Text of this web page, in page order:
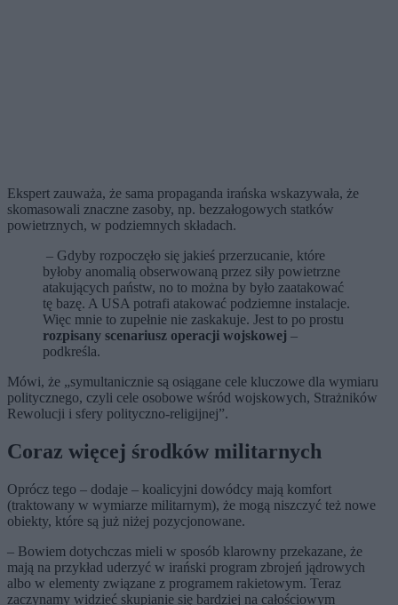
Ekspert zauważa, że sama propaganda irańska wskazywała, że
skomasowali znaczne zasoby, np. bezzałogowych statków
powietrznych, w podziemnych składach.
– Gdyby rozpoczęło się jakieś przerzucanie, które
byłoby anomalią obserwowaną przez siły powietrzne
atakujących państw, no to można by było zaatakować
tę bazę. A USA potrafi atakować podziemne instalacje.
Więc mnie to zupełnie nie zaskakuje. Jest to po prostu
rozpisany scenariusz operacji wojskowej –
podkreśla.
Mówi, że „symultanicznie są osiągane cele kluczowe dla wymiaru
politycznego, czyli cele osobowe wśród wojskowych, Strażników
Rewolucji i sfery polityczno-religijnej”.
Coraz więcej środków militarnych
Oprócz tego – dodaje – koalicyjni dowódcy mają komfort
(traktowany w wymiarze militarnym), że mogą niszczyć też nowe
obiekty, które są już niżej pozycjonowane.
– Bowiem dotychczas mieli w sposób klarowny przekazane, że
mają na przykład uderzyć w irański program zbrojeń jądrowych
albo w elementy związane z programem rakietowym. Teraz
zaczynamy widzieć skupianie się bardziej na całościowym